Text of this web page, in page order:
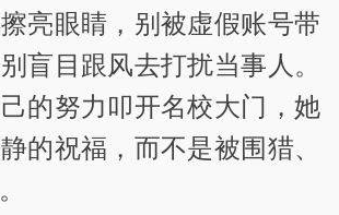
亮眼睛，别被虚假账号带
盲目跟风去打扰当事人。
的努力叩开名校大门，她
的祝福，而不是被围猎、